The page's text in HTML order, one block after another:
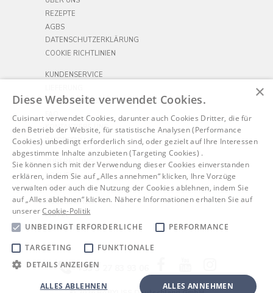
REZEPTE
AGBS
DATENSCHUTZERKLÄRUNG
COOKIE RICHTLINIEN
KUNDENSERVICE
RÜCKSENDUNGEN
KONTAKTIERE UNS
IMPRESSUM
ZUBEREITUNG
KOCHEN
FRÜHSTÜCK
ACCESSOIRES
KAFFEE
OUTDOORS
+33 3 27 83 93 06
×
Diese Webseite verwendet Cookies.
Cuisinart verwendet Cookies, darunter auch Cookies Dritter, die für
den Betrieb der Website, für statistische Analysen (Performance
Cookies) unbedingt erforderlich sind, oder gezielt auf Ihre Interessen
abgestimmte Inhalte anzubieten (Targeting Cookies) .
Sie können sich mit der Verwendung dieser Cookies einverstanden
erklären, indem Sie auf „Alles annehmen“ klicken, Ihre Vorzüge
verwalten oder auch die Nutzung der Cookies ablehnen, indem Sie
auf „Alles ablehnen“ klicken. Nähere Informationen erhalten Sie auf
unsererCookie-Politik
UNBEDINGT ERFORDERLICHE
PERFORMANCE
TARGETING
FUNKTIONALE
DETAILS ANZEIGEN
ALLES ANNEHMEN
ALLES ABLEHNEN